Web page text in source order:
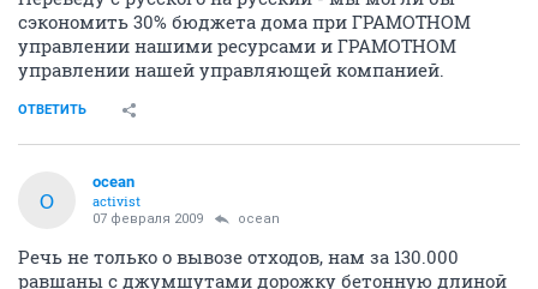
сэкономить 30% бюджета дома при ГРАМОТНОМ
управлении нашими ресурсами и ГРАМОТНОМ
управлении нашей управляющей компанией.
ОТВЕТИТЬ
O
ocean
activist
07 февраля 2009 ocean
Речь не только о вывозе отходов, нам за 130.000
равшаны с джумшутами дорожку бетонную длиной